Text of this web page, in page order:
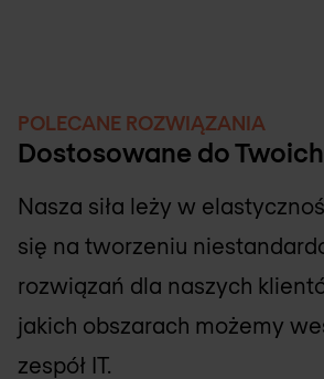
POLECANE ROZWIĄZANIA
Dostosowane do
Nasza siła leży w
się na tworzeniu
rozwiązań dla naszych
jakich obszarach możemy
zespół IT.